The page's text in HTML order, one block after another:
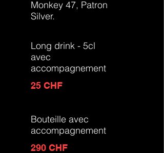
Monkey 47, Patron
Silver.
Long drink - 5cl
avec
accompagnement
25 CHF
Bouteille avec
accompagnement
290 CHF